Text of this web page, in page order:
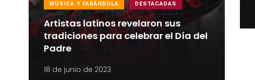
MÚSICA Y FARÁNDULA DESTACADAS
Artistas latinos revelaron sus
tradiciones para celebrar el Día del
Padre
18 de junio de 2023